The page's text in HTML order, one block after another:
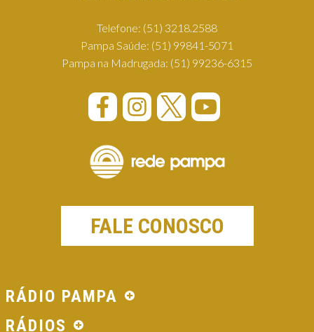
Telefone: (51) 3218.2588
Pampa Saúde: (51) 99841-5071
Pampa na Madrugada: (51) 99236-6315
FALE CONOSCO
RÁDIO PAMPA
RÁDIOS